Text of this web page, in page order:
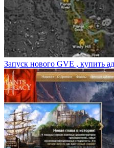
Запуск нового GVE , купить